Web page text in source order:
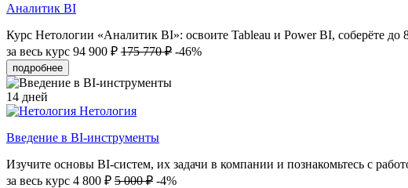
Аналитик BI
Курс Нетологии «Аналитик BI»: освоите Tableau и Power BI, соберёте до
за весь курс 94 900 ₽ 175 770 ₽ -46%
подробнее
14 дней
Нетология
Введение в BI-инструменты
Изучите основы BI-систем, их задачи в компании и познакомьтесь с
за весь курс 4 800 ₽ 5 000 ₽ -4%